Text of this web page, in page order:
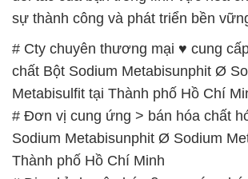
Bột Sodium Metabisunphit Ø
Thành phố Hồ Chí Minh
# Nơi chuyên thương mại ß cung
chất Bột Sodium Metabisunphit Ø
Metabisulfit tại Thành phố Hồ Chí
# Kinh doanh ← cung cấp hóa chất
Sodium Metabisunphit Ø Sodium
Thành phố Hồ Chí Minh